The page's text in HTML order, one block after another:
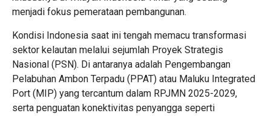
menjadi fokus pemerataan pembangunan.
Kondisi Indonesia saat ini tengah memacu transformasi
sektor kelautan melalui sejumlah Proyek Strategis
Nasional (PSN). Di antaranya adalah Pengembangan
Pelabuhan Ambon Terpadu (PPAT) atau Maluku Integrated
Port (MIP) yang tercantum dalam RPJMN 2025-2029,
serta penguatan konektivitas penyangga seperti